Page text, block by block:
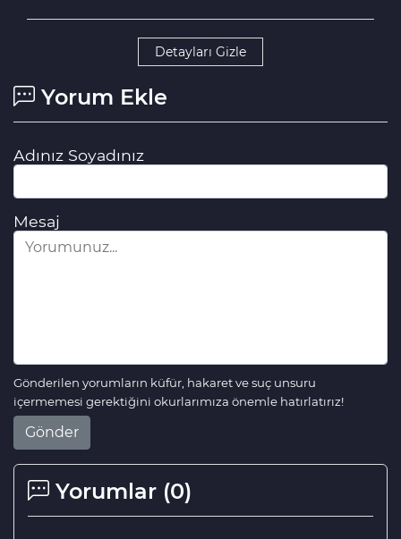
Detayları Gizle
Yorum Ekle
Adınız Soyadınız
Mesaj
Gönderilen yorumların küfür, hakaret ve suç unsuru
içermemesi gerektiğini okurlarımıza önemle hatırlatırız!
Gönder
Yorumlar (0)